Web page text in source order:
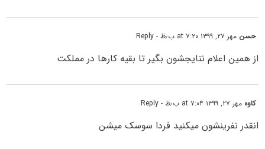
حسن مهر ۲۷, ۱۳۹۹ at ۷:۲۰ ب٫ظ - Reply
از همین اعلام نتایجشون بگیر تا بقیه کارها در مملکت
کاوه مهر ۲۷, ۱۳۹۹ at ۷:۰۴ ب٫ظ - Reply
انقدر نفرینشون میکنید فردا سوسک میشن